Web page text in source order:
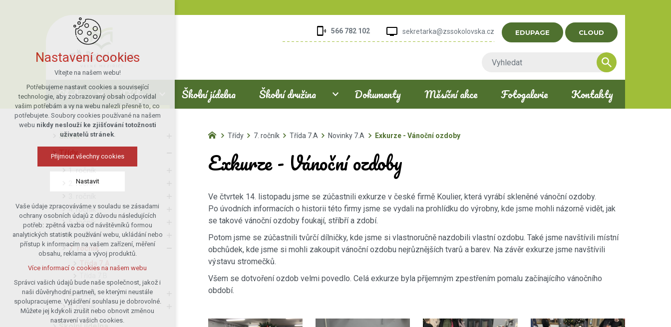
566 782 102 sekretarka@zssokolovska.cz EDUPAGE CLOUD
Škola Třídy Školní jídelna Školní družina Dokumenty Měsíční akce Fotogalerie Kontakty
Škola
Třídy
1. ročník
2. ročník
4. ročník
5. ročník
6. ročník
7. ročník
8. ročník
9. ročník
Třídy 7. ročník Třída 7.A Novinky 7.A Exkurze - Vánoční ozdoby
Exkurze - Vánoční ozdoby
Ve čtvrtek 14. listopadu jsme se zúčastnili exkurze v české firmě Koulier, která vyrábí skleněné vánoční ozdoby.
Po úvodních informacích o historii této firmy jsme se vydali na prohlídku do výrobny, kde jsme mohli názorně vidět, jak
se takové vánoční ozdoby foukají, stříbří a zdobí.
Potom jsme se zúčastnili tvůrčí dílničky, kde jsme si vlastnoručně nazdobili vlastní ozdobu. Také jsme navštívili místní
obchůdek, kde jsme si mohli zakoupit vánoční ozdobu nejrůznějších tvarů a barev. Na závěr exkurze jsme navštívili
výstavu stromečků.
Všem se dotvoření ozdob velmi povedlo. Celá exkurze byla příjemným zpestřením pomalu začínajícího vánočního
období.
Nastavení cookies
Vítejte na našem webu!
Potřebujeme nastavit cookies a související
technologie, aby zobrazovaný obsah odpovídal
vašim potřebám a vy na webu nalezli přesně to, co
potřebujete. Soubory cookies používané na našem
webu nikdy neslouží ke zjišťování totožnosti
uživatelů stránek.
Přijmout všechny cookies
Nastavit
Technická cookies
nutná pro provozování webu
udržení kontextu stránek (session):
případná přihlášení, volby jazyka, apod.
Volitelná cookies
analytická pro anonymizované
vyhodnocení návštěvnosti
marketingová cookies (Google)
Více informací o cookies na našem webu
Vaše údaje zpracováváme v souladu se zásadami
ochrany osobních údajů z důvodu následujících
potřeb: zpětná vazba od návštěvníků formou
analytických statistik používání webu, ukládání nebo
přístup k informacím na vašem zařízení, měření
obsahu, reklama a vývoj produktů.
Více informací o cookies na našem webu
Správci vašich údajů bude naše společnost, jakož i
naši důvěryhodní partneři, se kterými neustále
spolupracujeme. Vyjádření souhlasu je dobrovolné.
Můžete jej kdykoli zrušit nebo obnovit změnou
nastavení vašich cookies.